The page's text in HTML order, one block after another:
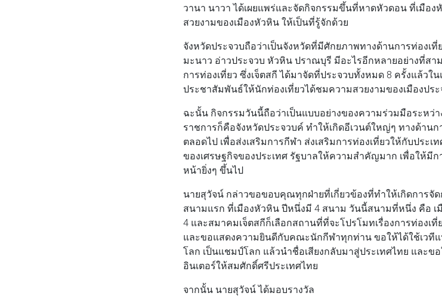
วานา นาวา ได้เผยแพร่และจัดกิจกรรมขึ้นที่หาดหัวดอน ที่เมือ
สวยงามของเมืองหัวหิน ให้เป็นที่รู้จักด้วย
จังหวัดประจวบถือว่าเป็นจังหวัดที่มีศักยภาพทางด้านการท่องเ
มะนาว อ่าวประจวบ หัวหิน ปราณบุรี มีอะไรอีกหลายอย่างที่สา
การท่องเที่ยว ซึ่งเจ็ตสกี ได้มาจัดที่ประจวบทั้งหมด 8 ครั้งแล้วใ
ประชาสัมพันธ์ให้นักท่องเที่ยวได้ชมความสวยงามของเมืองประ
ฉะนั้น กิจกรรมวันนี้ถือว่าเป็นแบบอย่างของความร่วมมือระห
ราชการก็คือจังหวัดประจวบค์ ทําให้เกิดอีเวนต์ใหญ่ๆ ทางด้าน
ตลอดไป เพื่อส่งเสริมการกีฬา ส่งเสริมการท่องเที่ยวให้กับประเ
ของเศรษฐกิจของประเทศ รัฐบาลให้ความสําคัญมาก เพื่อให้มี
หน้ายิ่งๆ ขึ้นไป
นายสุวัจน์ กล่าวขอขอบคุณทุกฝ่ายที่เกี่ยวข้องที่ทําให้เกิดการจั
สนามแรก ที่เมืองหัวหิน ปีหนึ่งมี 4 สนาม วันนี้สนามที่หนึ่ง คือ เ
4 และสมาคมเจ็ตสกีก็เลือกสถานที่ที่จะโปรโมทเรื่องการท่องเ
และขอแสดงความยินดีกับคณะนักกีฬาทุกท่าน ขอให้ได้ใช้เวที
โลก เป็นแชมป์โลก แล้วนําชื่อเสียงกลับมาสู่ประเทศไทย และข
อินเตอร์ให้สมศักดิ์ศรีประเทศไทย
จากนั้น นายสุวัจน์ ได้มอบรางวัล